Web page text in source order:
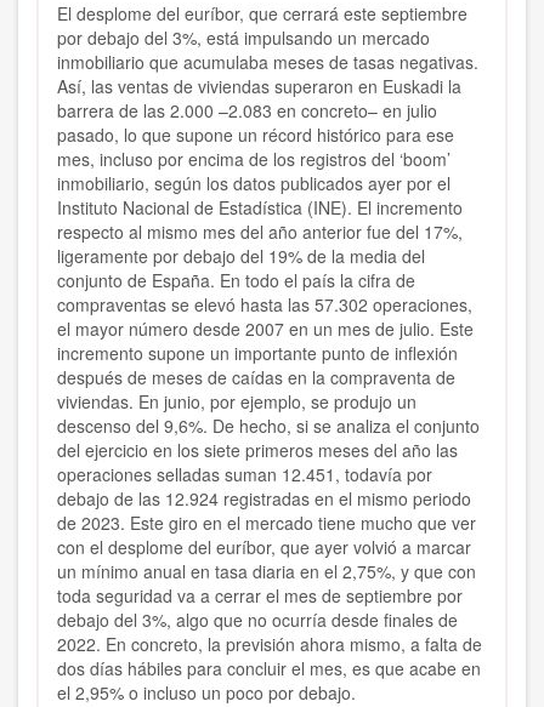
El desplome del euríbor, que cerrará este septiembre
por debajo del 3%, está impulsando un mercado
inmobiliario que acumulaba meses de tasas negativas.
Así, las ventas de viviendas superaron en Euskadi la
barrera de las 2.000 –2.083 en concreto– en julio
pasado, lo que supone un récord histórico para ese
mes, incluso por encima de los registros del ‘boom’
inmobiliario, según los datos publicados ayer por el
Instituto Nacional de Estadística (INE). El incremento
respecto al mismo mes del año anterior fue del 17%,
ligeramente por debajo del 19% de la media del
conjunto de España. En todo el país la cifra de
compraventas se elevó hasta las 57.302 operaciones,
el mayor número desde 2007 en un mes de julio. Este
incremento supone un importante punto de inflexión
después de meses de caídas en la compraventa de
viviendas. En junio, por ejemplo, se produjo un
descenso del 9,6%. De hecho, si se analiza el conjunto
del ejercicio en los siete primeros meses del año las
operaciones selladas suman 12.451, todavía por
debajo de las 12.924 registradas en el mismo periodo
de 2023. Este giro en el mercado tiene mucho que ver
con el desplome del euríbor, que ayer volvió a marcar
un mínimo anual en tasa diaria en el 2,75%, y que con
toda seguridad va a cerrar el mes de septiembre por
debajo del 3%, algo que no ocurría desde finales de
2022. En concreto, la previsión ahora mismo, a falta de
dos días hábiles para concluir el mes, es que acabe en
el 2,95% o incluso un poco por debajo.